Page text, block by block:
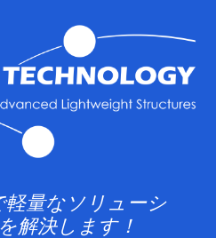
量なソリューシ
解決します！